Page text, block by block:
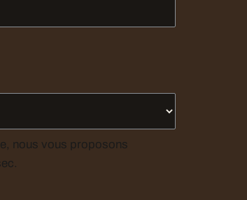
nous vous proposons